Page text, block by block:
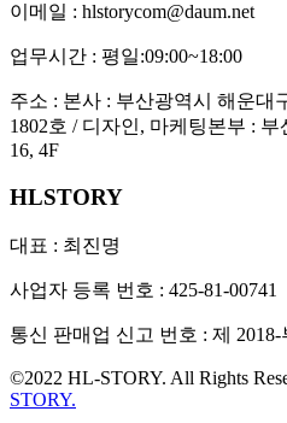
이메일 : hlstorycom@daum.net
업무시간 : 평일:09:00~18:00
주소 : 본사 : 부산광역시 해운대
1802호 / 디자인, 마케팅본부 :
16, 4F
HLSTORY
대표 : 최진명
사업자 등록 번호 : 425-81-00741
통신 판매업 신고 번호 : 제 2018-
©2022 HL-STORY. All Rights
STORY.